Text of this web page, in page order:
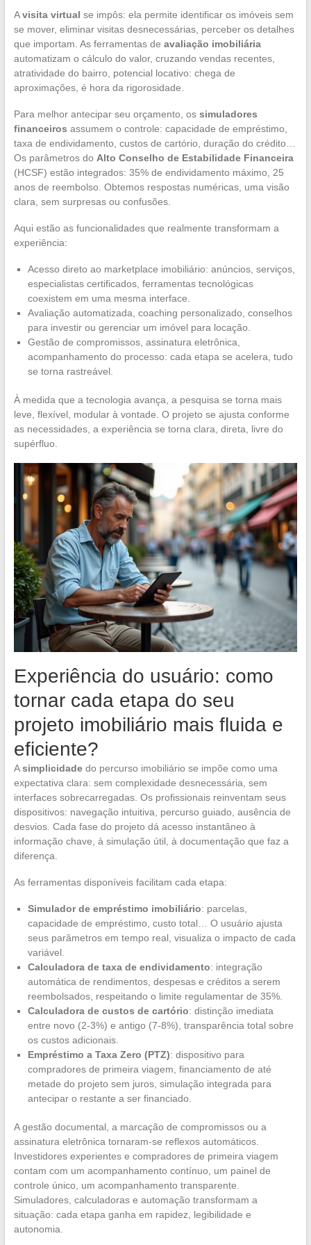
Avisita virtual se impôs: ela permite identificar os imóveis sem
se mover, eliminar visitas desnecessárias, perceber os detalhes
que importam. As ferramentas de avaliação imobiliária
automatizam o cálculo do valor, cruzando vendas recentes,
atratividade do bairro, potencial locativo: chega de
aproximações, é hora da rigorosidade.
Para melhor antecipar seu orçamento, os simuladores
financeiros assumem o controle: capacidade de empréstimo,
taxa de endividamento, custos de cartório, duração do crédito…
Os parâmetros do Alto Conselho de Estabilidade Financeira
(HCSF) estão integrados: 35% de endividamento máximo, 25
anos de reembolso. Obtemos respostas numéricas, uma visão
clara, sem surpresas ou confusões.
Aqui estão as funcionalidades que realmente transformam a
experiência:
Acesso direto ao marketplace imobiliário: anúncios, serviços,
especialistas certificados, ferramentas tecnológicas
coexistem em uma mesma interface.
Avaliação automatizada, coaching personalizado, conselhos
para investir ou gerenciar um imóvel para locação.
Gestão de compromissos, assinatura eletrônica,
acompanhamento do processo: cada etapa se acelera, tudo
se torna rastreável.
À medida que a tecnologia avança, a pesquisa se torna mais
leve, flexível, modular à vontade. O projeto se ajusta conforme
as necessidades, a experiência se torna clara, direta, livre do
supérfluo.
Experiência do usuário: como
tornar cada etapa do seu
projeto imobiliário mais fluida e
eficiente?
Asimplicidadedo percurso imobiliário se impõe como uma
expectativa clara: sem complexidade desnecessária, sem
interfaces sobrecarregadas. Os profissionais reinventam seus
dispositivos: navegação intuitiva, percurso guiado, ausência de
desvios. Cada fase do projeto dá acesso instantâneo à
informação chave, à simulação útil, à documentação que faz a
diferença.
As ferramentas disponíveis facilitam cada etapa:
Simulador de empréstimo imobiliário: parcelas,
capacidade de empréstimo, custo total… O usuário ajusta
seus parâmetros em tempo real, visualiza o impacto de cada
variável.
Calculadora de taxa de endividamento: integração
automática de rendimentos, despesas e créditos a serem
reembolsados, respeitando o limite regulamentar de 35%.
Calculadora de custos de cartório: distinção imediata
entre novo (2-3%) e antigo (7-8%), transparência total sobre
os custos adicionais.
Empréstimo a Taxa Zero (PTZ): dispositivo para
compradores de primeira viagem, financiamento de até
metade do projeto sem juros, simulação integrada para
antecipar o restante a ser financiado.
A gestão documental, a marcação de compromissos ou a
assinatura eletrônica tornaram-se reflexos automáticos.
Investidores experientes e compradores de primeira viagem
contam com um acompanhamento contínuo, um painel de
controle único, um acompanhamento transparente.
Simuladores, calculadoras e automação transformam a
situação: cada etapa ganha em rapidez, legibilidade e
autonomia.